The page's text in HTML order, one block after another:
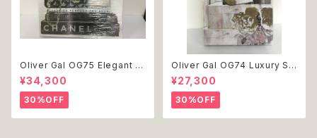
Oliver Gal OG75 Elegant E
ssentials Paris 絵 アート イ
ンテリア お祝い 贈り物 プレゼ
ント 結婚 新築 開店 周年 バー
スデイ 誕生日 ご褒美
¥34,300
30%OFF
Oliver Gal OG74 Luxury St
acked Shoes Rose Giftbo
x 絵 アート インテリア お祝い
贈り物 プレゼント 結婚 新築 開
店 周年 バースデイ 誕生日 ご褒
美
¥27,300
30%OFF